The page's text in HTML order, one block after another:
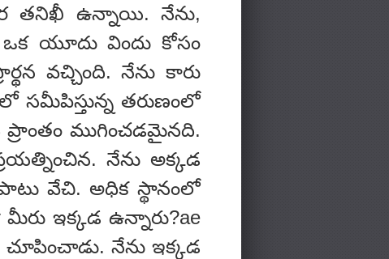
తనిఖీ ఉన్నాయి. నేను,
యూదు విందు కోసం
వచ్చింది. నేను కారు
సమీపిస్తున్న తరుణంలో
ప్రాంతం ముగించడమైనది.
నేను అక్కడ
పాటు వేచి. అధిక స్థానంలో
ఇక్కడ ఉన్నారు?ae
నేను ఇక్కడ